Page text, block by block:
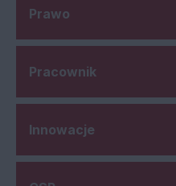
Prawo
Pracownik
Innowacje